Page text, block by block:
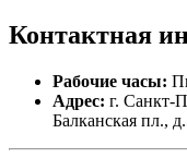
Контактная
Рабочие часы:
Адрес: г. Санкт-
Балканская пл.,